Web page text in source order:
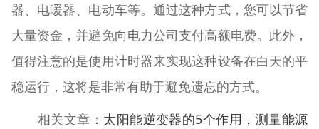
器、电暖器、电动车等。通过这种方式，您可以节省
大量资金，并避免向电力公司支付高额电费。此外，
值得注意的是使用计时器来实现这种设备在白天的平
稳运行，这将是非常有助于避免遗忘的方式。
相关文章： 太阳能逆变器的5个作用，测量能源